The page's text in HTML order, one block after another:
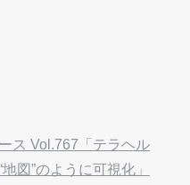
ス Vol.767「テラヘル
図”のように可視化」